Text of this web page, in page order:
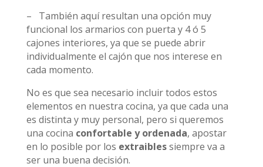
– También aquí resultan una opción muy
funcional los armarios con puerta y 4 ó 5
cajones interiores, ya que se puede abrir
individualmente el cajón que nos interese en
cada momento.
No es que sea necesario incluir todos estos
elementos en nuestra cocina, ya que cada una
es distinta y muy personal, pero si queremos
una cocina confortable y ordenada, apostar
en lo posible por los extraiblessiempre va a
ser una buena decisión.